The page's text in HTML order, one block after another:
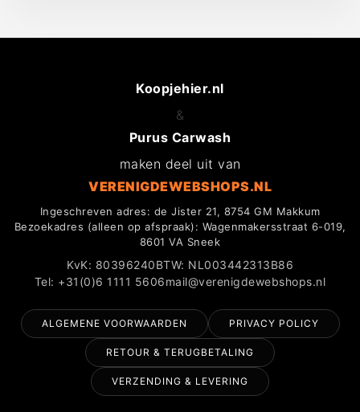
Koopjehier.nl
&
Purus Carwash
maken deel uit van
VERENIGDEWEBSHOPS.NL
Ingeschreven adres: de Jister 21, 8754 GM Makkum
Bezoekadres (alleen op afspraak): Wagenmakersstraat 6-019,
8601 VA Sneek
KvK: 80396240BTW: NL003442313B86
Tel: +31(0)6 1111 5606mail@verenigdewebshops.nl
ALGEMENE VOORWAARDEN PRIVACY POLICY
RETOUR & TERUGBETALING
VERZENDING & LEVERING